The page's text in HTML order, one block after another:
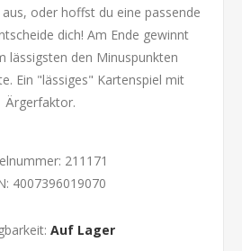
oder hoffst du eine passende
dich! Am Ende gewinnt
lässigsten den Minuspunkten
Ein "lässiges" Kartenspiel mit
Ärgerfaktor.
211171
4007396019070
Auf Lager